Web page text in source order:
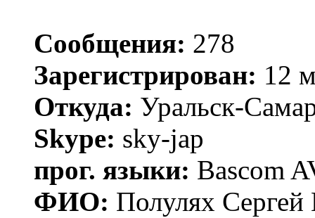
Сообщения: 278
Зарегистрирован: 12
Откуда: Уральск-
Skype: sky-jap
прог. языки: Bascom
ФИО: Полулях Сергей